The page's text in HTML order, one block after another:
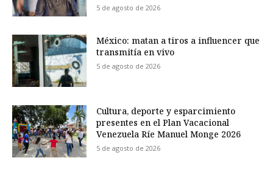
5 de agosto de 2026
México: matan a tiros a influencer que
transmitía en vivo
5 de agosto de 2026
Cultura, deporte y esparcimiento
presentes en el Plan Vacacional
Venezuela Ríe Manuel Monge 2026
5 de agosto de 2026